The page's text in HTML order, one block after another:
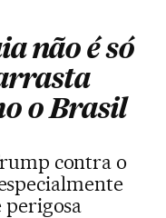
não é só
o Brasil
contra o
perigosa